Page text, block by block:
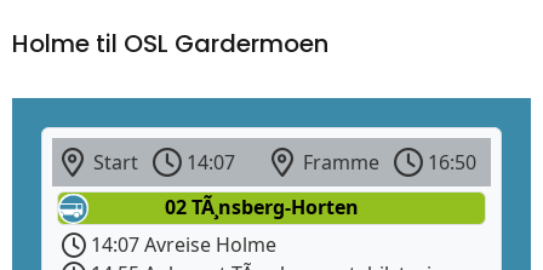
Holme til OSL Gardermoen
Start 14:07 Framme
16:50
02 TÃ¸nsberg-Horten
14:07 Avreise Holme